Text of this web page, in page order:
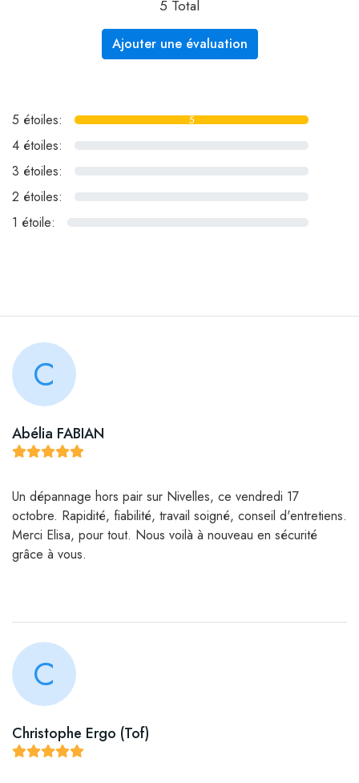
5 Total
Ajouter une évaluation
5 étoiles: 5
4 étoiles:
3 étoiles:
2 étoiles:
1 étoile:
C
Abélia FABIAN
Un dépannage hors pair sur Nivelles, ce vendredi 17
octobre. Rapidité, fiabilité, travail soigné, conseil d'entretiens.
Merci Elisa, pour tout. Nous voilà à nouveau en sécurité
grâce à vous.
C
Christophe Ergo (Tof)